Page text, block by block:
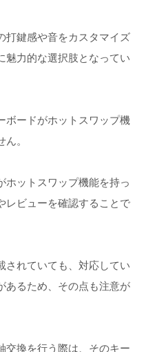
打鍵感や音をカスタマイズ
魅力的な選択肢となってい
ボードがホットスワップ機
。
ホットスワップ機能を持っ
レビューを確認することで
されていても、対応してい
あるため、その点も注意が
交換を行う際は、そのキー